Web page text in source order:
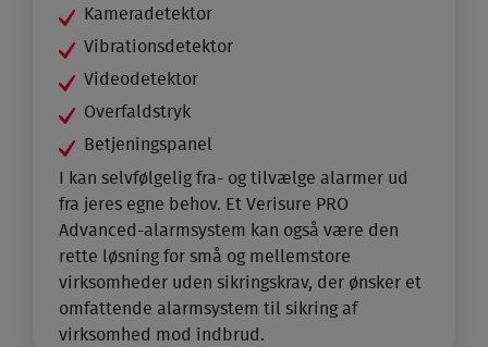
Kameradetektor
Vibrationsdetektor
Videodetektor
Overfaldstryk
Betjeningspanel
I kan selvfølgelig fra- og tilvælge alarmer ud
fra jeres egne behov. Et Verisure PRO
Advanced-alarmsystem kan også være den
rette løsning for små og mellemstore
virksomheder uden sikringskrav, der ønsker et
omfattende alarmsystem til sikring af
virksomhed mod indbrud.